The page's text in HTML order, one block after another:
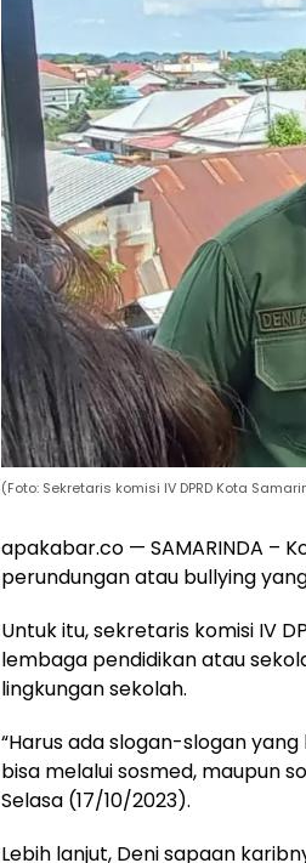
(Foto: Sekretaris komisi IV DPRD Kota
apakabar.co — SAMARINDA –
perundungan atau bullying
Untuk itu, sekretaris komisi IV
lembaga pendidikan atau
lingkungan sekolah.
“Harus ada slogan-slogan
bisa melalui sosmed, maupun
Selasa (17/10/2023).
Lebih lanjut, Deni sapaan